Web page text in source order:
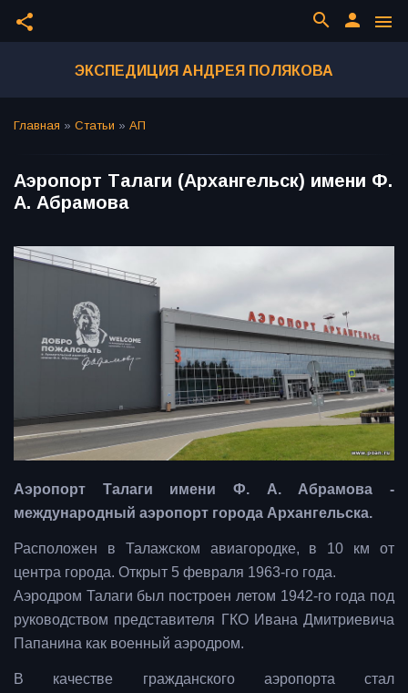
share menu
person
search
ЭКСПЕДИЦИЯ АНДРЕЯ ПОЛЯКОВА
Главная » Статьи » АП
Аэропорт Талаги (Архангельск) имени Ф.
А. Абрамова
Аэропорт Талаги имени Ф. А. Абрамова -
международный аэропорт города Архангельска.
Расположен в Талажском авиагородке, в 10 км от
центра города. Открыт 5 февраля 1963-го года.
Аэродром Талаги был построен летом 1942-го года под
руководством представителя ГКО Ивана Дмитриевича
Папанина как военный аэродром.
В качестве гражданского аэропорта стал